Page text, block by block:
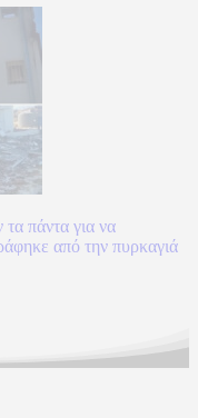
πάντα για να
από την πυρκαγιά